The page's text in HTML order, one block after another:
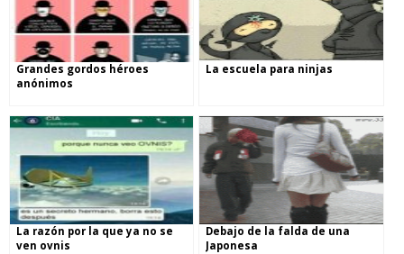
Grandes gordos héroes
anónimos
La escuela para ninjas
La razón por la que ya no se
ven ovnis
Debajo de la falda de una
Japonesa